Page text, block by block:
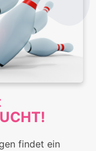
findet ein